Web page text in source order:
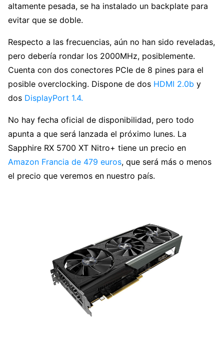
altamente pesada, se ha instalado un backplate para
evitar que se doble.
Respecto a las frecuencias, aún no han sido reveladas,
pero debería rondar los 2000MHz, posiblemente.
Cuenta con dos conectores PCIe de 8 pines para el
posible overclocking. Dispone de dos HDMI 2.0b y
dos DisplayPort 1.4.
No hay fecha oficial de disponibilidad, pero todo
apunta a que será lanzada el próximo lunes. La
Sapphire RX 5700 XT Nitro+ tiene un precio en
Amazon Francia de 479 euros, que será más o menos
el precio que veremos en nuestro país.